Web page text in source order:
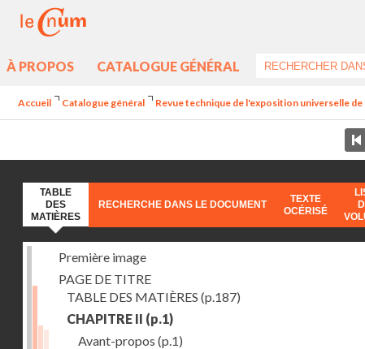
À PROPOS CATALOGUE GÉNÉRAL
Accueil Catalogue général Revue technique de l'exposition universelle de
TABLE
DES
MATIÈRES
RECHERCHE DANS LE DOCUMENT
TEXTE
OCÉRISÉ
Première image
PAGE DE TITRE
TABLE DES MATIÈRES (p.187)
CHAPITRE II (p.1)
Avant-propos (p.1)